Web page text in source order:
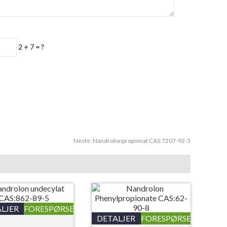
2 + 7 = ?
Neste: Nandrolonpropionat CAS:7207-92-3
FORESPØRSEL
DETALJER FORESPØRSEL